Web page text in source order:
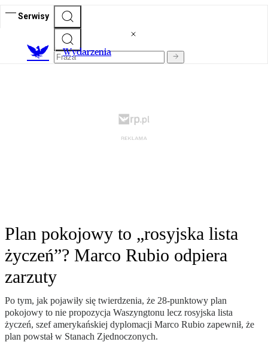
Serwisy
Wydarzenia
Plan pokojowy to „rosyjska lista
życzeń”? Marco Rubio odpiera
zarzuty
Po tym, jak pojawiły się twierdzenia, że 28-punktowy plan
pokojowy to nie propozycja Waszyngtonu lecz rosyjska lista
życzeń, szef amerykańskiej dyplomacji Marco Rubio zapewnił, że
plan powstał w Stanach Zjednoczonych.